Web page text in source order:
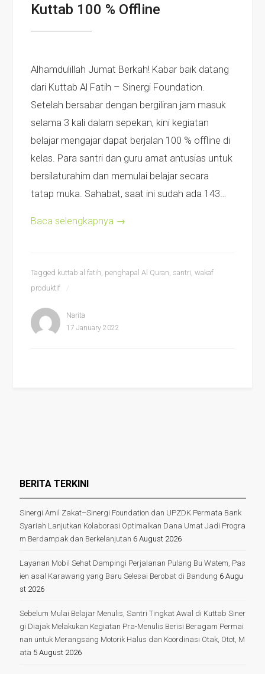
Kuttab 100 % Offline
Alhamdulillah Jumat Berkah! Kabar baik datang
dari Kuttab Al Fatih – Sinergi Foundation.
Setelah bersabar dengan bergiliran jam masuk
selama 3 kali dalam sepekan, kini kegiatan
belajar mengajar dapat berjalan 100 % offline di
kelas. Para santri dan guru amat antusias untuk
bersilaturahim dan memulai belajar secara
tatap muka. Sahabat, saat ini sudah ada 143…
Baca selengkapnya →
Tagged kuttab al fatih penghapal Al Quran santri ,wakaf
produktif
Narita
17 January 2022
BERITA TERKINI
Sinergi Amil Zakat–Sinergi Foundation dan UPZDK Permata Bank
Syariah Lanjutkan Kolaborasi Optimalkan Dana Umat Jadi Progra
m Berdampak dan Berkelanjutan 6 August 2026
Layanan Mobil Sehat Dampingi Perjalanan Pulang Bu Watem, Pas
ien asal Karawang yang Baru Selesai Berobat di Bandung 6 Augu
st 2026
Sebelum Mulai Belajar Menulis, Santri Tingkat Awal di Kuttab Siner
gi Diajak Melakukan Kegiatan Pra-Menulis Berisi Beragam Permai
nan untuk Merangsang Motorik Halus dan Koordinasi Otak, Otot, M
ata 5 August 2026